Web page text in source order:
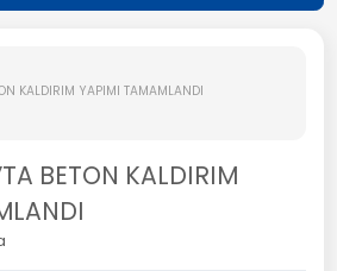
KALDIRIM YAPIMI TAMAMLANDI
BETON KALDIRIM